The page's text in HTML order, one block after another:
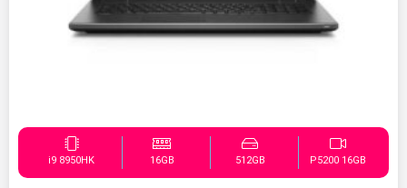
P5200 16GB
512GB
16GB
i9 8950HK